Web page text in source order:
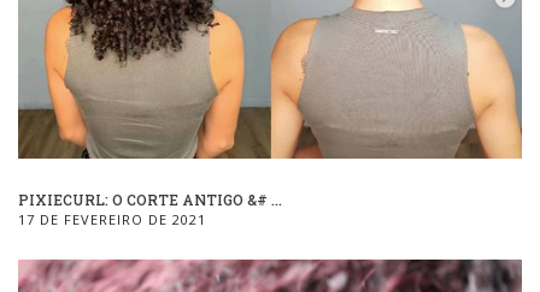
PIXIECURL: O CORTE ANTIGO &# ...
17 DE FEVEREIRO DE 2021